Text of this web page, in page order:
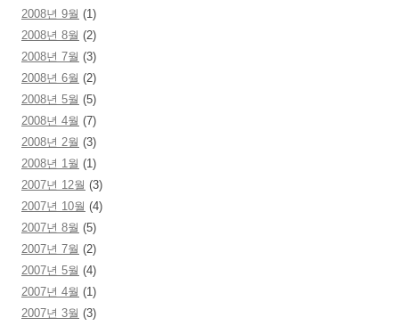
2008년 9월 (1)
2008년 8월 (2)
2008년 7월 (3)
2008년 6월 (2)
2008년 5월 (5)
2008년 4월 (7)
2008년 2월 (3)
2008년 1월 (1)
2007년 12월 (3)
2007년 10월 (4)
2007년 8월 (5)
2007년 7월 (2)
2007년 5월 (4)
2007년 4월 (1)
2007년 3월 (3)